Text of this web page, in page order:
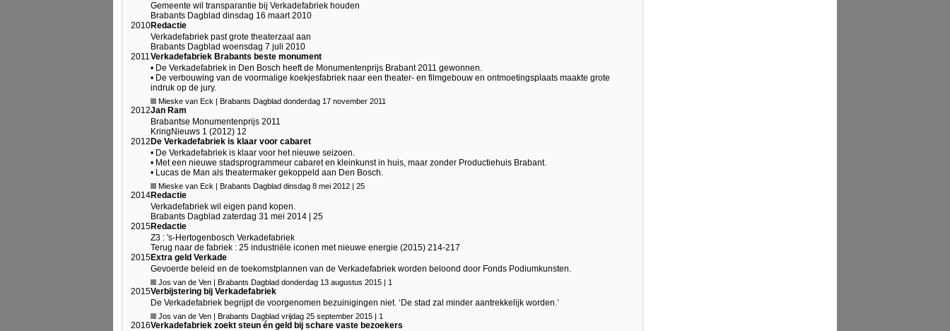
Gemeente wil transparantie bij Verkadefabriek houden
Brabants Dagblad dinsdag 16 maart 2010
2010Redactie
Verkadefabriek past grote theaterzaal aan
Brabants Dagblad woensdag 7 juli 2010
2011 Verkadefabriek Brabants beste monument
• De Verkadefabriek in Den Bosch heeft de Monumentenprijs Brabant 2011 gewonnen.
• De verbouwing van de voormalige koekjesfabriek naar een theater- en filmgebouw en ontmoetingsplaats maakte grote
indruk op de jury.
Mieske van Eck | Brabants Dagblad donderdag 17 november 2011
2012Jan Ram
Brabantse Monumentenprijs 2011
KringNieuws 1 (2012) 12
2012De Verkadefabriek is klaar voor cabaret
• De Verkadefabriek is klaar voor het nieuwe seizoen.
• Met een nieuwe stadsprogrammeur cabaret en kleinkunst in huis, maar zonder Productiehuis Brabant.
• Lucas de Man als theatermaker gekoppeld aan Den Bosch.
Mieske van Eck | Brabants Dagblad dinsdag 8 mei 2012 | 25
2014Redactie
Verkadefabriek wil eigen pand kopen.
Brabants Dagblad zaterdag 31 mei 2014 | 25
2015Redactie
Z3 : 's-Hertogenbosch Verkadefabriek
Terug naar de fabriek : 25 industriële iconen met nieuwe energie (2015) 214-217
2015Extra geld Verkade
Gevoerde beleid en de toekomstplannen van de Verkadefabriek worden beloond door Fonds Podiumkunsten.
Jos van de Ven | Brabants Dagblad donderdag 13 augustus 2015 | 1
2015Verbijstering bij Verkadefabriek
De Verkadefabriek begrijpt de voorgenomen bezuinigingen niet. ‘De stad zal minder aantrekkelijk worden.’
Jos van de Ven | Brabants Dagblad vrijdag 25 september 2015 | 1
2016Verkadefabriek zoekt steun én geld bij schare vaste bezoekers